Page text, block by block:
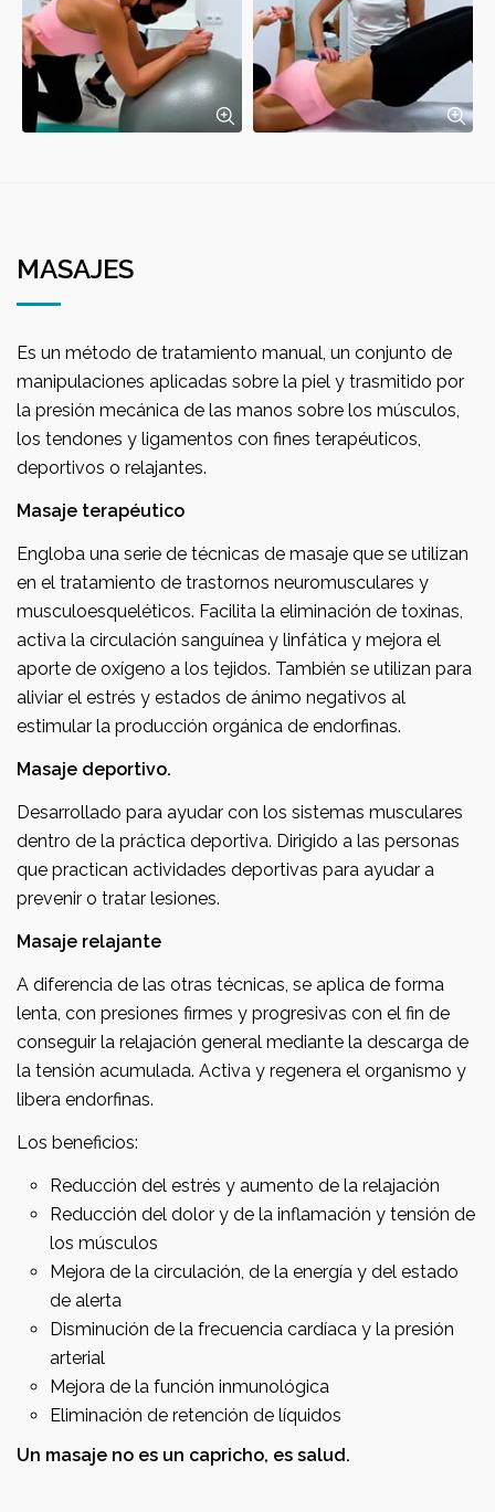
MASAJES
Es un método de tratamiento manual, un conjunto de
manipulaciones aplicadas sobre la piel y trasmitido por
la presión mecánica de las manos sobre los músculos,
los tendones y ligamentos con fines terapéuticos,
deportivos o relajantes.
Masaje terapéutico
Engloba una serie de técnicas de masaje que se utilizan
en el tratamiento de trastornos neuromusculares y
musculoesqueléticos. Facilita la eliminación de toxinas,
activa la circulación sanguínea y linfática y mejora el
aporte de oxígeno a los tejidos. También se utilizan para
aliviar el estrés y estados de ánimo negativos al
estimular la producción orgánica de endorfinas.
Masaje deportivo.
Desarrollado para ayudar con los sistemas musculares
dentro de la práctica deportiva. Dirigido a las personas
que practican actividades deportivas para ayudar a
prevenir o tratar lesiones.
Masaje relajante
A diferencia de las otras técnicas, se aplica de forma
lenta, con presiones firmes y progresivas con el fin de
conseguir la relajación general mediante la descarga de
la tensión acumulada. Activa y regenera el organismo y
libera endorfinas.
Los beneficios:
Reducción del estrés y aumento de la relajación
Reducción del dolor y de la inflamación y tensión de
los músculos
Mejora de la circulación, de la energía y del estado
de alerta
Disminución de la frecuencia cardíaca y la presión
arterial
Mejora de la función inmunológica
Eliminación de retención de líquidos
Un masaje no es un capricho, es salud.